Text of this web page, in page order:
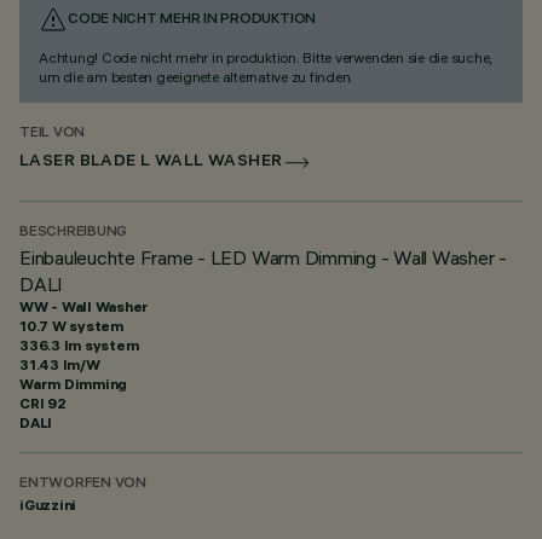
CODE NICHT MEHR IN PRODUKTION
Achtung! Code nicht mehr in produktion. Bitte verwenden sie die suche,
um die am besten geeignete alternative zu finden.
TEIL VON
LASER BLADE L WALL WASHER
BESCHREIBUNG
Einbauleuchte Frame - LED Warm Dimming - Wall Washer -
DALI
WW - Wall Washer
10.7 W system
336.3 lm system
31.43 lm/W
Warm Dimming
CRI 92
DALI
ENTWORFEN VON
iGuzzini